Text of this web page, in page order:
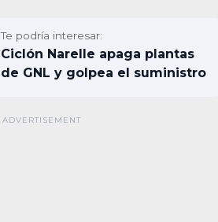
Te podría interesar:
Ciclón Narelle apaga plantas
de GNL y golpea el suministro